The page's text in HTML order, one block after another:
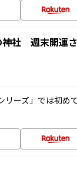
社 週末開運
リーズ」では初め